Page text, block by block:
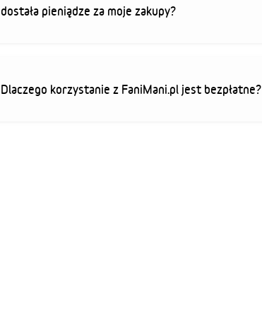
dostała pieniądze za moje zakupy?
Dlaczego korzystanie z FaniMani.pl jest bezpłatne?